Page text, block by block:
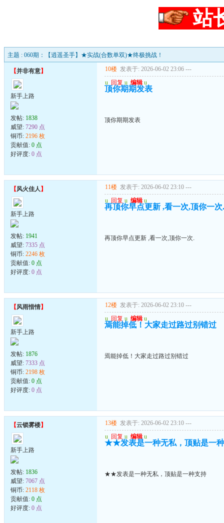
站
主题 : 060期：【逍遥圣手】★实战(合数单双)★终极挑战！
【并非有意】
新手上路
发帖: 1838
威望: 7290 点
铜币: 2196 枚
贡献值: 0 点
好评度: 0 点
10楼 发表于: 2026-06-02 23:06 ---
u 回复 u 编辑 u
顶你期期发表
顶你期期发表
【风火佳人 】
新手上路
发帖: 1941
威望: 7335 点
铜币: 2246 枚
贡献值: 0 点
好评度: 0 点
11楼 发表于: 2026-06-02 23:10 ---
u 回复 u 编辑 u
再顶你早点更新 ,看一次,顶你一次.
再顶你早点更新 ,看一次,顶你一次.
【风雨惜情】
新手上路
发帖: 1876
威望: 7333 点
铜币: 2198 枚
贡献值: 0 点
好评度: 0 点
12楼 发表于: 2026-06-02 23:10 ---
u 回复 u 编辑 u
焉能掉低！大家走过路过别错过
焉能掉低！大家走过路过别错过
【云锁雾楼】
新手上路
发帖: 1836
威望: 7067 点
铜币: 2118 枚
贡献值: 0 点
好评度: 0 点
13楼 发表于: 2026-06-02 23:10 ---
u 回复 u 编辑 u
★★发表是一种无私，顶贴是一
★★发表是一种无私，顶贴是一种支持